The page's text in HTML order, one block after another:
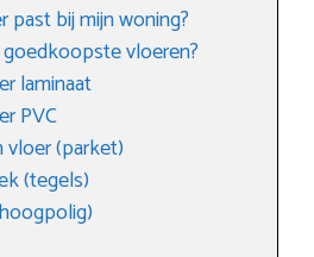
past bij mijn woning?
vloeren?
laminaat
PVC
(parket)
(tegels)